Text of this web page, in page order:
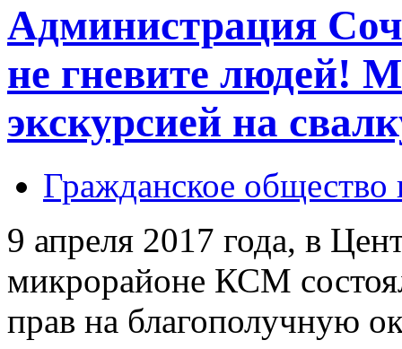
Администрация
не гневите людей!
экскурсией на
Гражданское общество
9 апреля 2017 года, в
микрорайоне КСМ
прав на благополучную